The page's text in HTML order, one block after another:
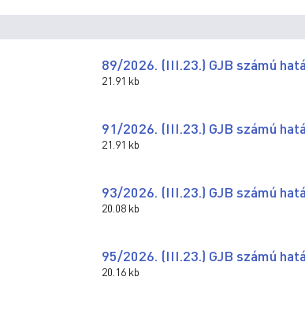
89/2026. (III.23.) GJB számú
21.91 kb
91/2026. (III.23.) GJB számú
21.91 kb
93/2026. (III.23.) GJB számú
20.08 kb
95/2026. (III.23.) GJB számú
20.16 kb